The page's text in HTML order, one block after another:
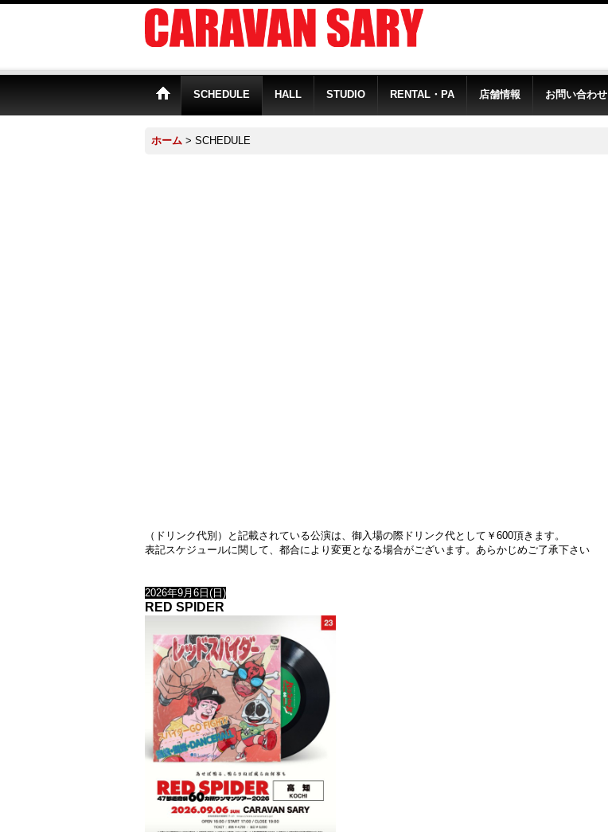
SCHEDULE HALL STUDIO RENTAL・PA 店舗情報 お問い合わせ
ホーム > SCHEDULE
（ドリンク代別）と記載されている公演は、御入場の際ドリンク代として￥600頂きます。
表記スケジュールに関して、都合により変更となる場合がございます。あらかじめご了承下さい
2026年9月6日(日)
RED SPIDER